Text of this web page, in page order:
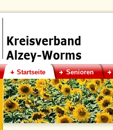
Startseite Senioren